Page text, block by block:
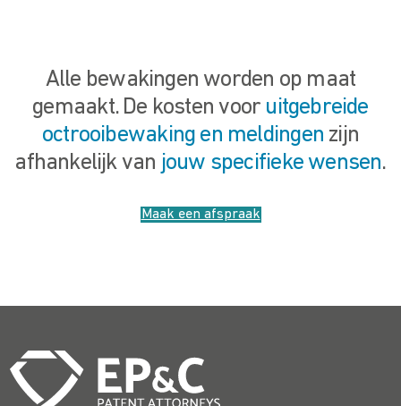
Alle bewakingen worden op maat
gemaakt. De kosten voor uitgebreide
octrooibewaking en meldingen zijn
afhankelijk van jouw specifieke wensen.
Maak een afspraak